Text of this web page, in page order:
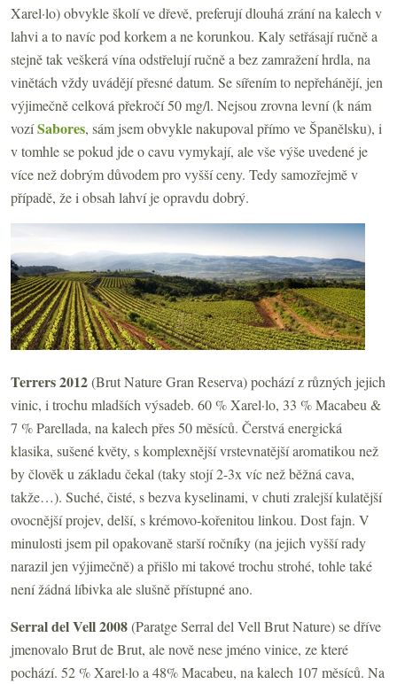
Xarel·lo) obvykle školí ve dřevě, preferují dlouhá zrání na kalech v
lahvi a to navíc pod korkem a ne korunkou. Kaly setřásají ručně a
stejně tak veškerá vína odstřelují ručně a bez zamražení hrdla, na
vinětách vždy uvádějí přesné datum. Se sířením to nepřehánějí, jen
výjimečně celková překročí 50 mg/l. Nejsou zrovna levní (k nám
vozíSabores, sám jsem obvykle nakupoval přímo ve Španělsku), i
v tomhle se pokud jde o cavu vymykají, ale vše výše uvedené je
více než dobrým důvodem pro vyšší ceny. Tedy samozřejmě v
případě, že i obsah lahví je opravdu dobrý.
Terrers 2012(Brut Nature Gran Reserva) pochází z různých jejich
vinic, i trochu mladších výsadeb. 60 % Xarel·lo, 33 % Macabeu &
7 % Parellada, na kalech přes 50 měsíců. Čerstvá energická
klasika, sušené květy, s komplexnější vrstevnatější aromatikou než
by člověk u základu čekal (taky stojí 2-3x víc než běžná cava,
takže…). Suché, čisté, s bezva kyselinami, v chuti zralejší kulatější
ovocnější projev, delší, s krémovo-kořenitou linkou. Dost fajn. V
minulosti jsem pil opakovaně starší ročníky (na jejich vyšší rady
narazil jen výjimečně) a přišlo mi takové trochu strohé, tohle také
není žádná líbivka ale slušně přístupné ano.
Serral del Vell 2008(Paratge Serral del Vell Brut Nature) se dříve
jmenovalo Brut de Brut, ale nově nese jméno vinice, ze které
pochází. 52 % Xarel·lo a 48% Macabeu, na kalech 107 měsíců. Na